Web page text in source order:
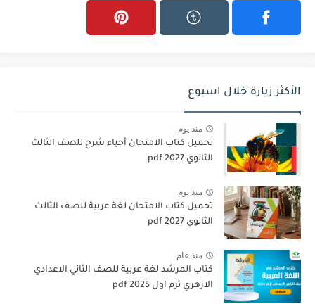
الأكثر زيارة خلال اسبوع
منذ يوم
تحميل كتاب الامتحان أحياء شرح للصف الثالث
الثانوي 2027 pdf
منذ يوم
تحميل كتاب الامتحان لغة عربية للصف الثالث
الثانوي 2027 pdf
منذ عام
كتاب المرشد لغة عربية للصف الثاني الاعدادي
الازهري ترم اول 2025 pdf